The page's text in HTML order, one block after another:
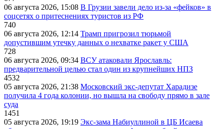
06 августа 2026, 15:08 В Грузии завели дело из-за «фейков» в
соцсетях о притеснениях туристов из РФ
740
06 августа 2026, 12:14 Трамп пригрозил тюрьмой
допустившим утечку данных о нехватке ракет у США
728
06 августа 2026, 09:34 ВСУ атаковали Ярославль:
предварительной целью стал один из крупнейших НПЗ
4532
05 августа 2026, 21:38 Московский экс-депутат Харадизе
получила 4 года колонии, но вышла на свободу прямо в зале
суда
1451
05 августа 2026, 19:19 Экс-зама Набиуллиной в ЦБ Исаева